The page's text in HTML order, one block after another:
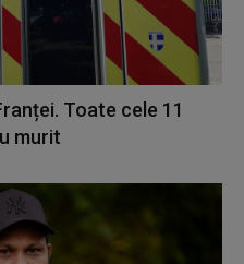
Toate cele 11
murit